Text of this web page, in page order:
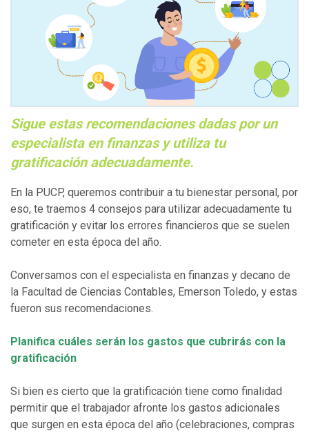
Sigue estas recomendaciones dadas por un
especialista en finanzas y utiliza tu
gratificación adecuadamente.
En la PUCP, queremos contribuir a tu bienestar personal, por
eso, te traemos 4 consejos para utilizar adecuadamente tu
gratificación y evitar los errores financieros que se suelen
cometer en esta época del año.
Conversamos con el especialista en finanzas y decano de
la Facultad de Ciencias Contables, Emerson Toledo, y estas
fueron sus recomendaciones.
Planifica cuáles serán los gastos que cubrirás con la
gratificación
Si bien es cierto que la gratificación tiene como finalidad
permitir que el trabajador afronte los gastos adicionales
que surgen en esta época del año (celebraciones, compras